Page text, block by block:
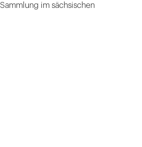
im sächsischen